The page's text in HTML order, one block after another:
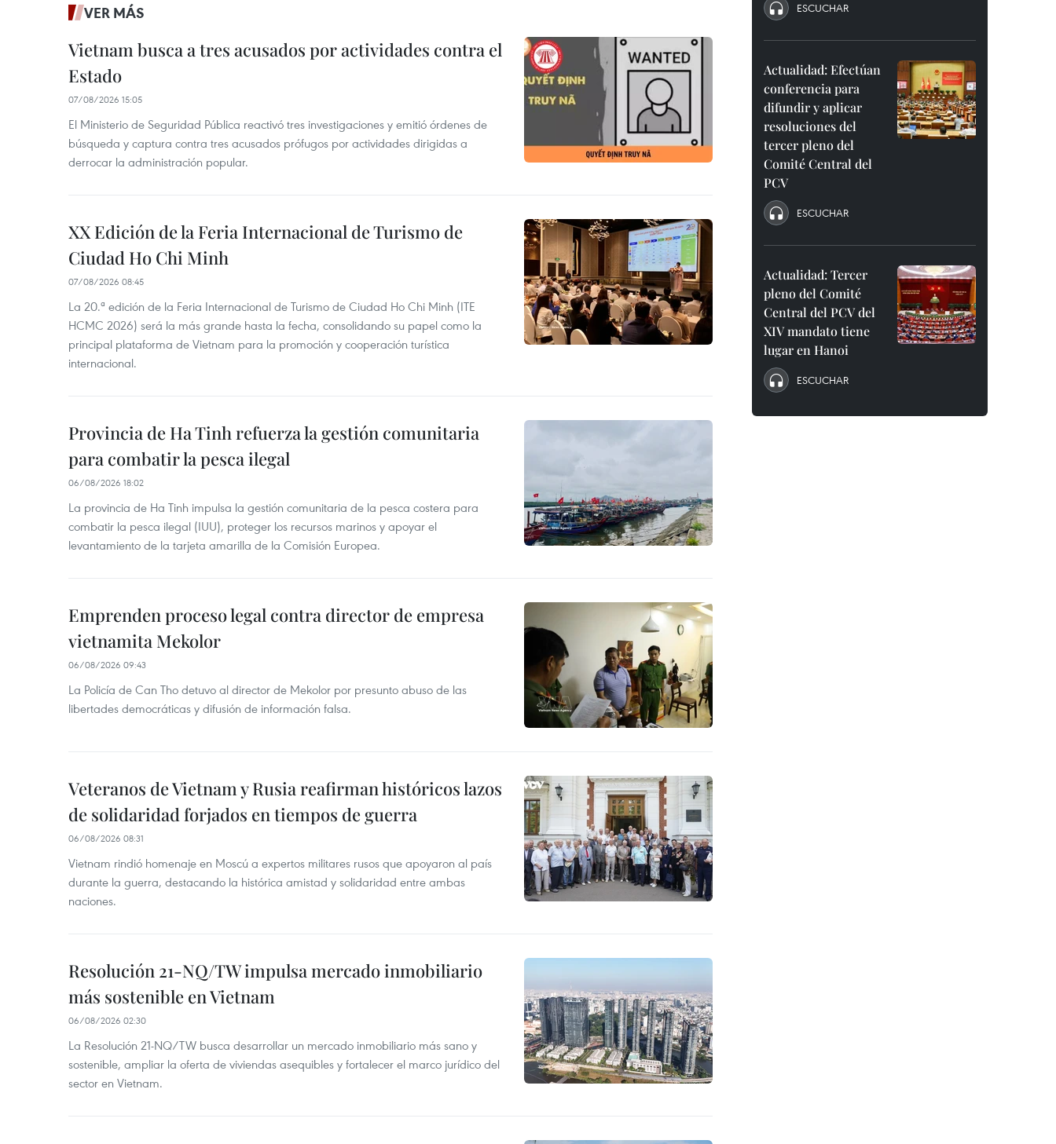
VER MÁS
Vietnam busca a tres acusados por actividades contra el
Estado
07/08/2026 15:05
El Ministerio de Seguridad Pública reactivó tres investigaciones y emitió órdenes de
búsqueda y captura contra tres acusados prófugos por actividades dirigidas a
derrocar la administración popular.
XX Edición de la Feria Internacional de Turismo de
Ciudad Ho Chi Minh
07/08/2026 08:45
La 20.ª edición de la Feria Internacional de Turismo de Ciudad Ho Chi Minh (ITE
HCMC 2026) será la más grande hasta la fecha, consolidando su papel como la
principal plataforma de Vietnam para la promoción y cooperación turística
internacional.
Provincia de Ha Tinh refuerza la gestión comunitaria
para combatir la pesca ilegal
06/08/2026 18:02
La provincia de Ha Tinh impulsa la gestión comunitaria de la pesca costera para
combatir la pesca ilegal (IUU), proteger los recursos marinos y apoyar el
levantamiento de la tarjeta amarilla de la Comisión Europea.
Emprenden proceso legal contra director de empresa
vietnamita Mekolor
06/08/2026 09:43
La Policía de Can Tho detuvo al director de Mekolor por presunto abuso de las
libertades democráticas y difusión de información falsa.
Veteranos de Vietnam y Rusia reafirman históricos lazos
de solidaridad forjados en tiempos de guerra
06/08/2026 08:31
Vietnam rindió homenaje en Moscú a expertos militares rusos que apoyaron al país
durante la guerra, destacando la histórica amistad y solidaridad entre ambas
naciones.
Resolución 21-NQ/TW impulsa mercado inmobiliario
más sostenible en Vietnam
06/08/2026 02:30
La Resolución 21-NQ/TW busca desarrollar un mercado inmobiliario más sano y
sostenible, ampliar la oferta de viviendas asequibles y fortalecer el marco jurídico del
sector en Vietnam.
ESCUCHAR
Actualidad: Efectúan
conferencia para
difundir y aplicar
resoluciones del
tercer pleno del
Comité Central del
PCV
ESCUCHAR
Actualidad: Tercer
pleno del Comité
Central del PCV del
XIV mandato tiene
lugar en Hanoi
ESCUCHAR